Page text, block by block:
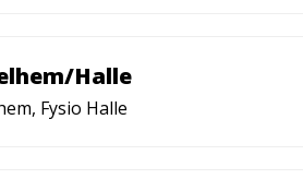
Halle
Fysio Halle